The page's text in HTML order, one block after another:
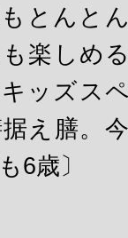
とんと
楽しめ
ッズス
え膳。
6歳〕